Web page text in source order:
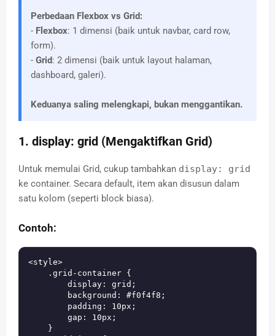
Perbedaan Flexbox vs Grid:
- Flexbox: 1 dimensi (baik untuk navbar, card row,
form).
- Grid: 2 dimensi (baik untuk layout halaman,
dashboard, galeri).
Keduanya saling melengkapi, bukan menggantikan.
1. display: grid (Mengaktifkan Grid)
Untuk memulai Grid, cukup tambahkan display: grid
ke container. Secara default, item akan disusun dalam
satu kolom (seperti block biasa).
Contoh:
<style>